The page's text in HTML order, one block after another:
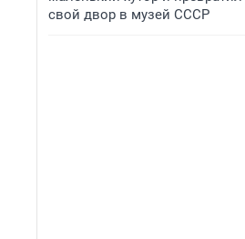
свой двор в музей СССР